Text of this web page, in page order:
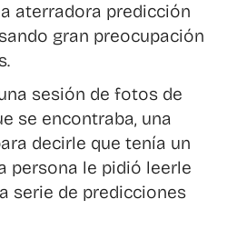
aterradora predicción
gran preocupación
sesión de fotos de
se encontraba, una
decirle que tenía un
persona le pidió leerle
serie de predicciones